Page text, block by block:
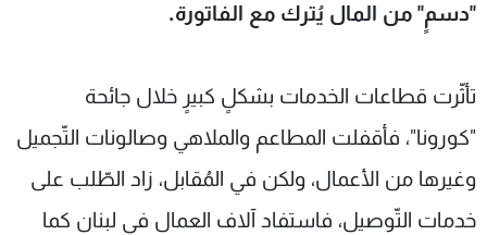
"دسمٍ" من المال يُترك مع الفاتورة.
تأثّرت قطاعات الخدمات بشكلٍ كبيرٍ خلال جائحة
"كورونا"، فأقفلت المطاعم والملاهي وصالونات التّجميل
وغيرها من الأعمال، ولكن في المُقابل، زاد الطّلب على
خدمات التّوصيل، فاستفاد آلاف العمال في لبنان كما